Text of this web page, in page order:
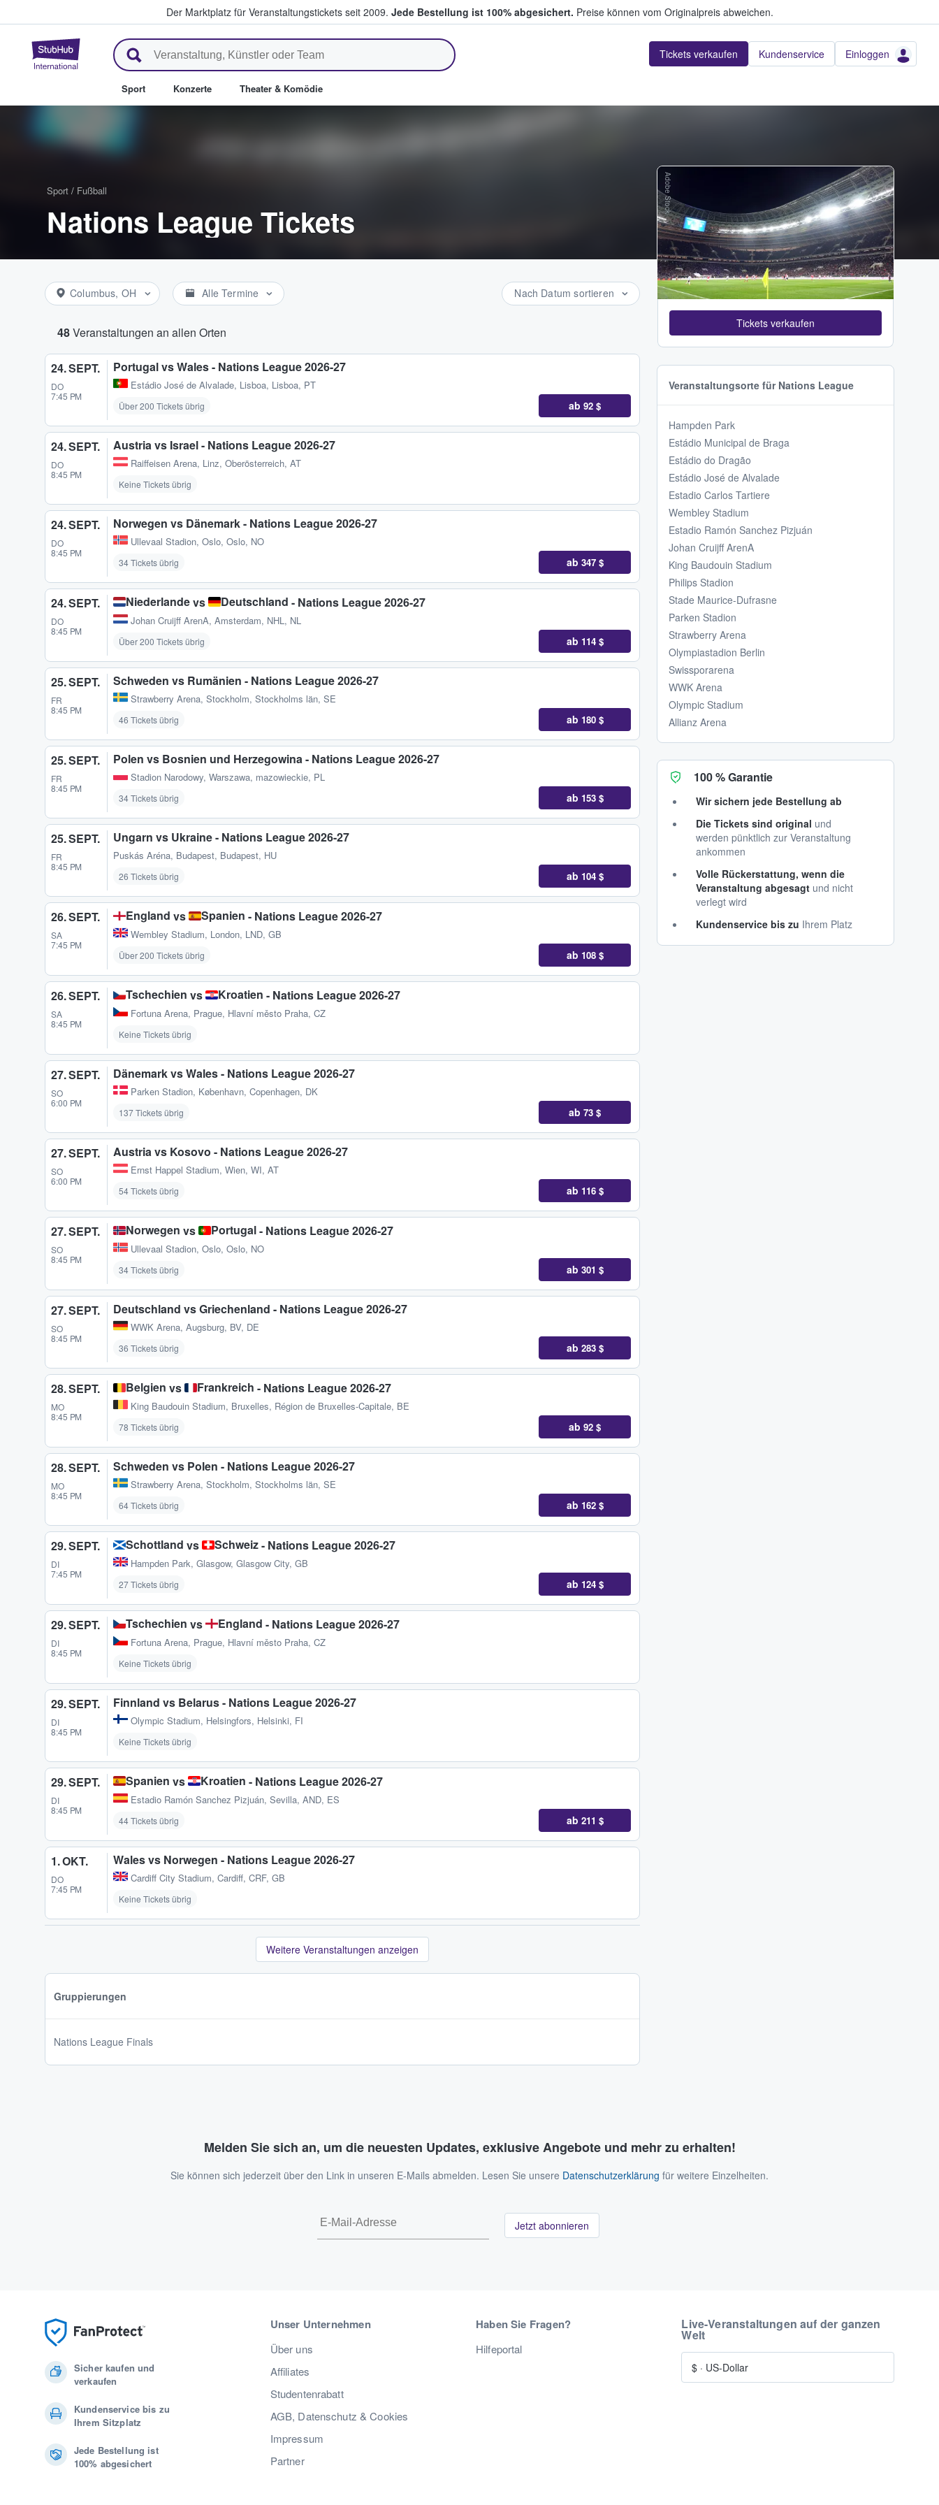
Der Marktplatz für Veranstaltungstickets seit 2009. Jede Bestellung ist 100% abgesichert. Preise können vom Originalpreis abweichen.
StubHub - Wo Fans Tickets kaufen & verkaufen Tickets verkaufen Kundenservice Einloggen
Sport Konzerte Theater & Komödie
Sport / Fußball
Nations League Tickets
Columbus, OH Alle Termine Nach Datum sortieren
48Veranstaltungen an allen Orten
24. SEPT.
DO
7:45 PM
Portugal vs Wales - Nations League 2026-27
Estádio José de Alvalade, Lisboa, Lisboa, PT
Über 200 Tickets übrig ab 92 $
24. SEPT.
DO
8:45 PM
Austria vs Israel - Nations League 2026-27
Raiffeisen Arena, Linz, Oberösterreich, AT
Keine Tickets übrig
24. SEPT.
DO
8:45 PM
Norwegen vs Dänemark - Nations League 2026-27
Ullevaal Stadion, Oslo, Oslo, NO
34 Tickets übrig ab 347 $
24. SEPT.
DO
8:45 PM
Niederlandevs Deutschland - Nations League 2026-27
Johan Cruijff ArenA, Amsterdam, NHL, NL
Über 200 Tickets übrig ab 114 $
25. SEPT.
FR
8:45 PM
Schweden vs Rumänien - Nations League 2026-27
Strawberry Arena, Stockholm, Stockholms län, SE
46 Tickets übrig ab 180 $
25. SEPT.
FR
8:45 PM
Polen vs Bosnien und Herzegowina - Nations League 2026-27
Stadion Narodowy, Warszawa, mazowieckie, PL
34 Tickets übrig ab 153 $
25. SEPT.
FR
8:45 PM
Ungarn vs Ukraine - Nations League 2026-27
Puskás Aréna, Budapest, Budapest, HU
26 Tickets übrig ab 104 $
26. SEPT.
SA
7:45 PM
England vs Spanien - Nations League 2026-27
Wembley Stadium, London, LND, GB
Über 200 Tickets übrig ab 108 $
26. SEPT.
SA
8:45 PM
Tschechien vs Kroatien - Nations League 2026-27
Fortuna Arena, Prague, Hlavní město Praha, CZ
Keine Tickets übrig
27. SEPT.
SO
6:00 PM
Dänemark vs Wales - Nations League 2026-27
Parken Stadion, København, Copenhagen, DK
137 Tickets übrig ab 73 $
27. SEPT.
SO
6:00 PM
Austria vs Kosovo - Nations League 2026-27
Ernst Happel Stadium, Wien, WI, AT
54 Tickets übrig ab 116 $
27. SEPT.
SO
8:45 PM
Norwegen vs Portugal- Nations League 2026-27
Ullevaal Stadion, Oslo, Oslo, NO
34 Tickets übrig ab 301 $
27. SEPT.
SO
8:45 PM
Deutschland vs Griechenland - Nations League 2026-27
WWK Arena, Augsburg, BV, DE
36 Tickets übrig ab 283 $
28. SEPT.
MO
8:45 PM
Belgien vs Frankreich - Nations League 2026-27
King Baudouin Stadium, Bruxelles, Région de Bruxelles-Capitale, BE
78 Tickets übrig ab 92 $
28. SEPT.
MO
8:45 PM
Schweden vs Polen - Nations League 2026-27
Strawberry Arena, Stockholm, Stockholms län, SE
64 Tickets übrig ab 162 $
29. SEPT.
DI
7:45 PM
Schottland vs Schweiz- Nations League 2026-27
Hampden Park, Glasgow, Glasgow City, GB
27 Tickets übrig ab 124 $
29. SEPT.
DI
8:45 PM
Tschechien vs England - Nations League 2026-27
Fortuna Arena, Prague, Hlavní město Praha, CZ
Keine Tickets übrig
29. SEPT.
DI
8:45 PM
Finnland vs Belarus - Nations League 2026-27
Olympic Stadium, Helsingfors, Helsinki, FI
Keine Tickets übrig
29. SEPT.
DI
8:45 PM
Spanien vs Kroatien - Nations League 2026-27
Estadio Ramón Sanchez Pizjuán, Sevilla, AND, ES
44 Tickets übrig ab 211 $
1. OKT.
DO
7:45 PM
Wales vs Norwegen - Nations League 2026-27
Cardiff City Stadium, Cardiff, CRF, GB
Keine Tickets übrig
Weitere Veranstaltungen anzeigen
Gruppierungen
Nations League Finals
Adobe Stock
Tickets verkaufen
Veranstaltungsorte für Nations League
Hampden Park
Estádio Municipal de Braga
Estádio do Dragão
Estádio José de Alvalade
Estadio Carlos Tartiere
Wembley Stadium
Estadio Ramón Sanchez Pizjuán
Johan Cruijff ArenA
King Baudouin Stadium
Philips Stadion
Stade Maurice-Dufrasne
Parken Stadion
Strawberry Arena
Olympiastadion Berlin
Swissporarena
WWK Arena
Olympic Stadium
Allianz Arena
100 % Garantie
Wir sichern jede Bestellung ab
Die Tickets sind original und
werden pünktlich zur Veranstaltung
ankommen
Volle Rückerstattung, wenn die
Veranstaltung abgesagt und nicht
verlegt wird
Kundenservice bis zu Ihrem Platz
Melden Sie sich an, um die neuesten Updates, exklusive Angebote und mehr zu erhalten!
Sie können sich jederzeit über den Link in unseren E-Mails abmelden. Lesen Sie unsere Datenschutzerklärung für weitere Einzelheiten.
Jetzt abonnieren
Sicher kaufen und
verkaufen
Kundenservice bis zu
Ihrem Sitzplatz
Jede Bestellung ist
100% abgesichert
Unser Unternehmen
Über uns
Affiliates
Studentenrabatt
AGB, Datenschutz & Cookies
Impressum
Partner
Haben Sie Fragen?
Hilfeportal
Live-Veranstaltungen auf der ganzen
Welt
$ · US-Dollar